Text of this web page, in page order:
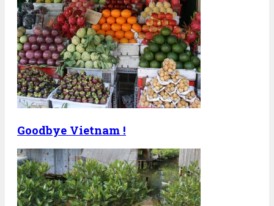
Goodbye Vietnam !